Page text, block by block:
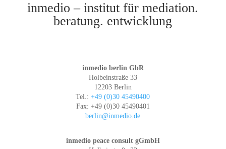
inmedio – institut für mediation.
beratung. entwicklung
inmedio berlin GbR
Holbeinstraße 33
12203 Berlin
Tel.:+49 (0)30 45490400
Fax: +49 (0)30 45490401
berlin@inmedio.de
inmedio peace consult gGmbH